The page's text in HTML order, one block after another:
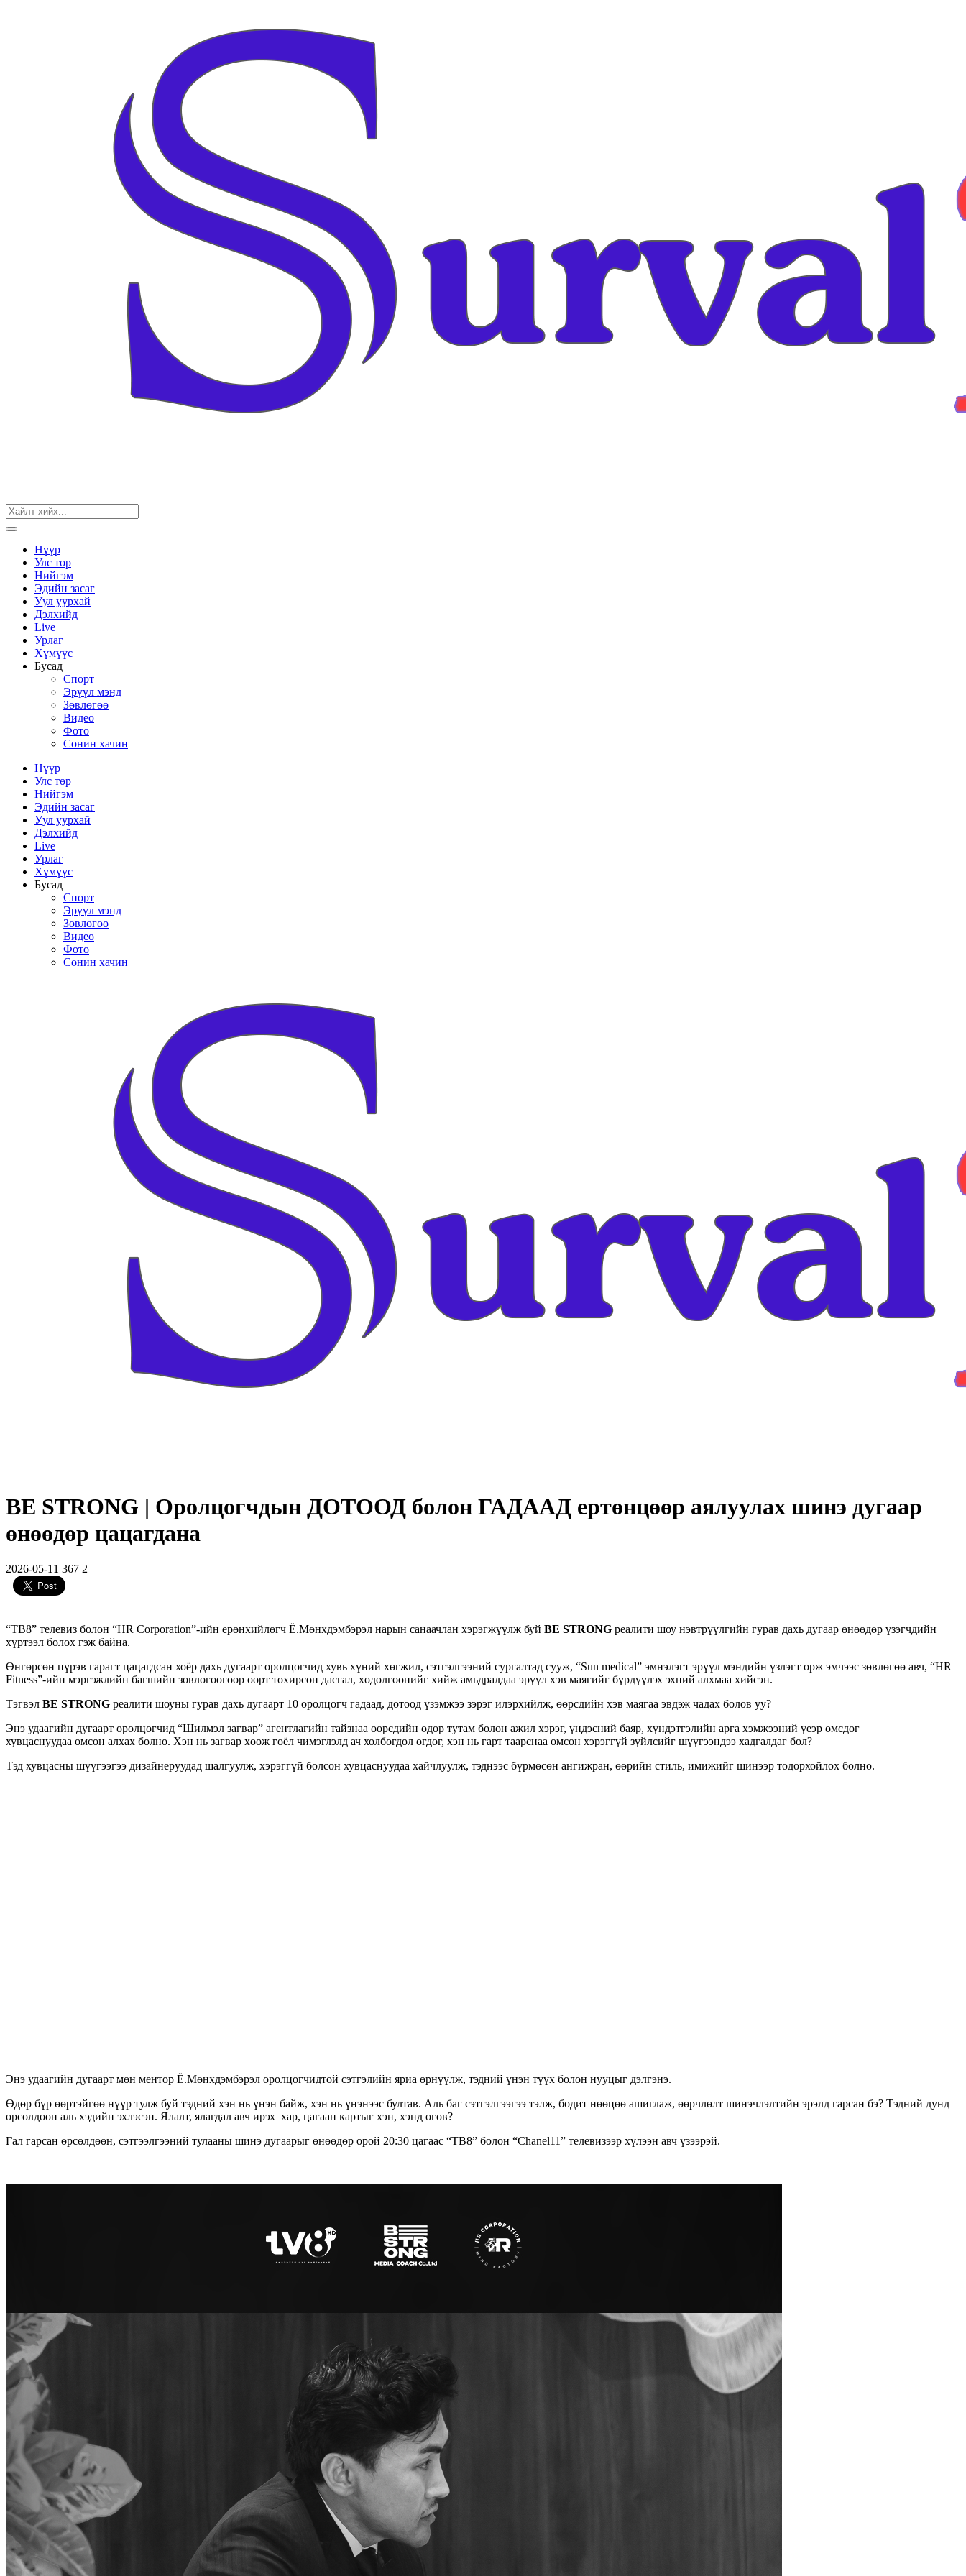
Нүүр
Улс төр
Нийгэм
Эдийн засаг
Уул уурхай
Дэлхийд
Live
Урлаг
Хүмүүс
Бусад
Спорт
Эрүүл мэнд
Зөвлөгөө
Видео
Фото
Сонин хачин
Нүүр
Улс төр
Нийгэм
Эдийн засаг
Уул уурхай
Дэлхийд
Live
Урлаг
Хүмүүс
Бусад
Спорт
Эрүүл мэнд
Зөвлөгөө
Видео
Фото
Сонин хачин
BE STRONG | Оролцогчдын ДОТООД болон ГАДААД ертөнцөөр аялуулах шинэ дугаар
өнөөдөр цацагдана
2026-05-11 367 2
“ТВ8” телевиз болон “HR Corporation”-ийн ерөнхийлөгч Ё.Мөнхдэмбэрэл нарын санаачлан хэрэгжүүлж буй BE STRONG реалити шоу нэвтрүүлгийн гурав дахь дугаар өнөөдөр үзэгчдийн
хүртээл болох гэж байна.
Өнгөрсөн пүрэв гарагт цацагдсан хоёр дахь дугаарт оролцогчид хувь хүний хөгжил, сэтгэлгээний сургалтад сууж, “Sun medical” эмнэлэгт эрүүл мэндийн үзлэгт орж эмчээс зөвлөгөө авч, “HR
Fitness”-ийн мэргэжлийн багшийн зөвлөгөөгөөр өөрт тохирсон дасгал, хөдөлгөөнийг хийж амьдралдаа эрүүл хэв маягийг бүрдүүлэх эхний алхмаа хийсэн.
Тэгвэл BE STRONG реалити шоуны гурав дахь дугаарт 10 оролцогч гадаад, дотоод үзэмжээ зэрэг илэрхийлж, өөрсдийн хэв маягаа эвдэж чадах болов уу?
Энэ удаагийн дугаарт оролцогчид “Шилмэл загвар” агентлагийн тайзнаа өөрсдийн өдөр тутам болон ажил хэрэг, үндэсний баяр, хүндэтгэлийн арга хэмжээний үеэр өмсдөг
хувцаснуудаа өмсөн алхах болно. Хэн нь загвар хөөж гоёл чимэглэлд ач холбогдол өгдөг, хэн нь гарт таарснаа өмсөн хэрэггүй зүйлсийг шүүгээндээ хадгалдаг бол?
Тэд хувцасны шүүгээгээ дизайнеруудад шалгуулж, хэрэггүй болсон хувцаснуудаа хайчлуулж, тэднээс бүрмөсөн ангижран, өөрийн стиль, имижийг шинээр тодорхойлох болно.
Энэ удаагийн дугаарт мөн ментор Ё.Мөнхдэмбэрэл оролцогчидтой сэтгэлийн яриа өрнүүлж, тэдний үнэн түүх болон нууцыг дэлгэнэ.
Өдөр бүр өөртэйгөө нүүр тулж буй тэдний хэн нь үнэн байж, хэн нь үнэнээс бултав. Аль баг сэтгэлгээгээ тэлж, бодит нөөцөө ашиглаж, өөрчлөлт шинэчлэлтийн эрэлд гарсан бэ? Тэдний дунд
өрсөлдөөн аль хэдийн эхлэсэн. Ялалт, ялагдал авч ирэх хар, цагаан картыг хэн, хэнд өгөв?
Гал гарсан өрсөлдөөн, сэтгээлгээний тулааны шинэ дугаарыг өнөөдөр орой 20:30 цагаас “ТВ8” болон “Chanel11” телевизээр хүлээн авч үзээрэй.